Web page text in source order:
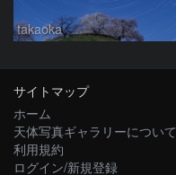
takaoka
サイトマップ
ホーム
天体写真ギャラリーについて
利用規約
ログイン/新規登録